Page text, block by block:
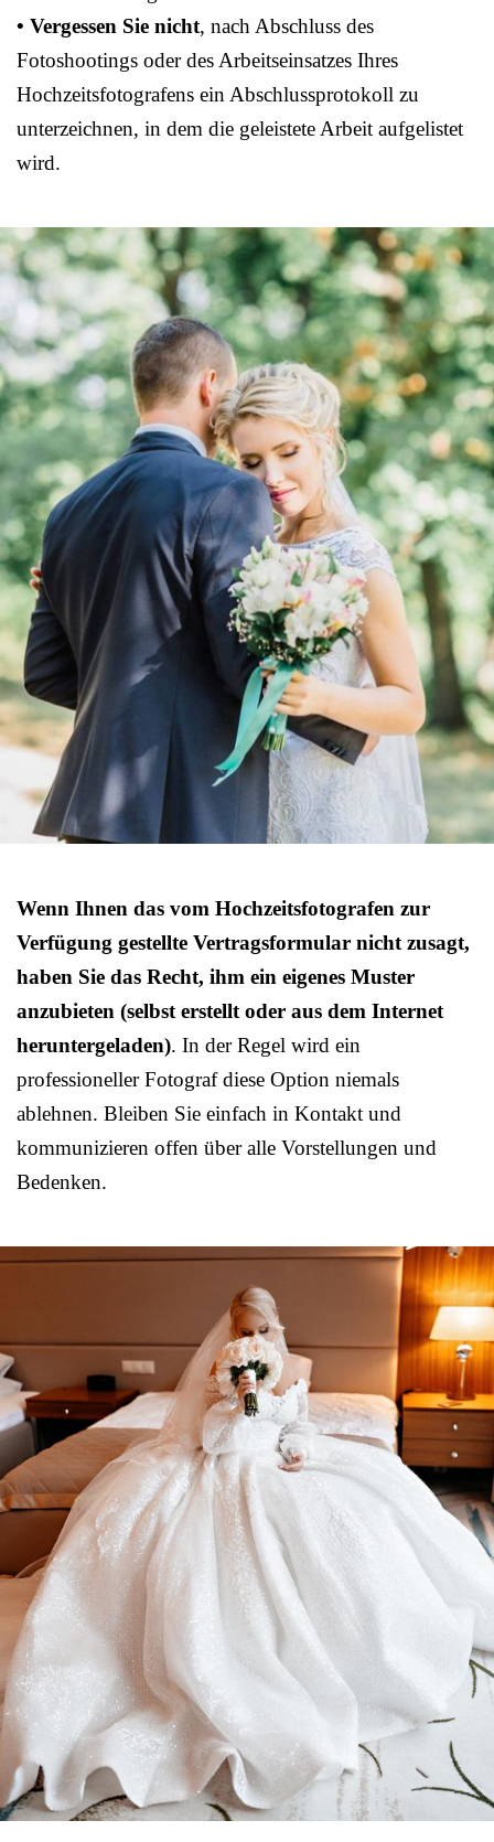
• Vergessen Sie nicht, nach Abschluss des
Fotoshootings oder des Arbeitseinsatzes Ihres
Hochzeitsfotografens ein Abschlussprotokoll zu
unterzeichnen, in dem die geleistete Arbeit aufgelistet
wird.
Wenn Ihnen das vom Hochzeitsfotografen zur
Verfügung gestellte Vertragsformular nicht zusagt,
haben Sie das Recht, ihm ein eigenes Muster
anzubieten (selbst erstellt oder aus dem Internet
heruntergeladen). In der Regel wird ein
professioneller Fotograf diese Option niemals
ablehnen. Bleiben Sie einfach in Kontakt und
kommunizieren offen über alle Vorstellungen und
Bedenken.